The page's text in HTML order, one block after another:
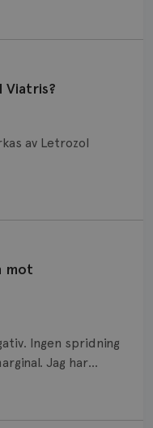
Viatris?
av Letrozol
behandling
kan en del
Prata din
Det kan ofta
att se att
att prata med
mot
Ingen spridning
Jag har
och är färdig
kommit med